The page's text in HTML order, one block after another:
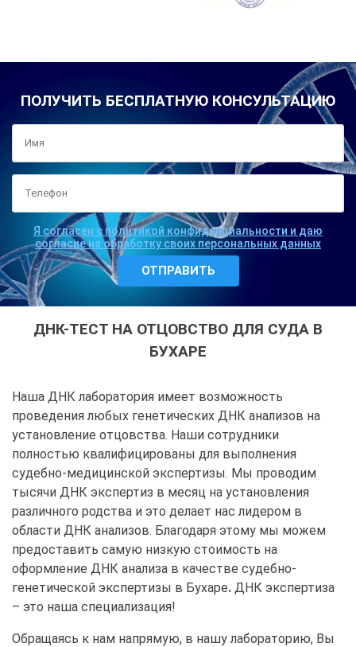
ПОЛУЧИТЬ БЕСПЛАТНУЮ КОНСУЛЬТАЦИЮ
Я согласен с политикой конфиденциальности и даю
согласие на обработку своих персональных данных
ДНК-ТЕСТ НА ОТЦОВСТВО ДЛЯ СУДА В
БУХАРЕ
Наша ДНК лаборатория имеет возможность
проведения любых генетических ДНК анализов на
установление отцовства. Наши сотрудники
полностью квалифицированы для выполнения
судебно-медицинской экспертизы. Мы проводим
тысячи ДНК экспертиз в месяц на установления
различного родства и это делает нас лидером в
области ДНК анализов. Благодаря этому мы можем
предоставить самую низкую стоимость на
оформление ДНК анализа в качестве судебно-
генетической экспертизы в Бухаре. ДНК экспертиза
– это наша специализация!
Обращаясь к нам напрямую, в нашу лабораторию, Вы